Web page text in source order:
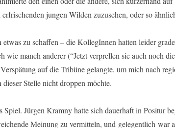
jungen Wilden zuzusehen, oder so
zu schaffen – die KollegInnen hatten leider
wie manch anderer (“Jetzt verprellen sie auch noch
auf die Tribüne gelangte, um mich nach
Stelle nicht droppen möchte.
Jürgen Kramny hatte sich dauerhaft in Positur
Meinung zu vermitteln, und gelegentlich war